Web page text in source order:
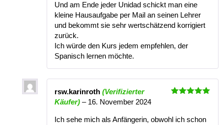
Und am Ende jeder Unidad schickt man eine
kleine Hausaufgabe per Mail an seinen Lehrer
und bekommt sie sehr wertschätzend korrigiert
zurück.
Ich würde den Kurs jedem empfehlen, der
Spanisch lernen möchte.
5
rsw.karinroth (Verifizierter
Käufer) – 16. November 2024
Ich sehe mich als Anfängerin, obwohl ich schon